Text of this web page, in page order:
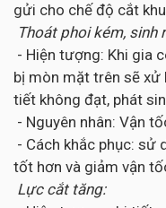
gửi cho chế độ cắt
Thoát phoi kém, sinh
- Hiện tượng: Khi gia
bị mòn mặt trên sẽ xử
tiết không đạt, phát
- Nguyên nhân: Vận
- Cách khắc phục: sử
tốt hơn và giảm vận
Lực cắt tăng: